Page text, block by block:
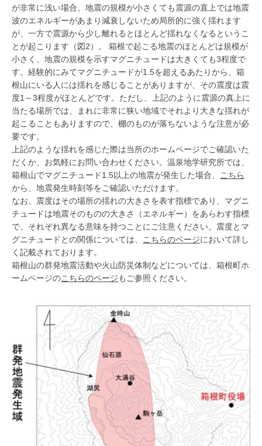
が非常に浅い場合、地震の規模が小さくても震源の直上では地震
波のエネルギーがあまり減衰しないため局所的に強く揺れます
が、一方で震源から少し離れるとほとんど揺れなくなるというこ
とが起こります（図2）。 箱根で起こる地震のほとんどは規模が
小さく、地震の規模を示すマグニチュードは大きくても3程度で
す。経験的にみてマグニチュードが1.5を超えるあたりから、箱
根山にいる人には揺れを感じることがありますが、その震度は震
度1～3程度がほとんどです。ただし、上記のように震源の真上に
当たる場所では、まれに非常に狭い地域でそれより大きな揺れが
起こることもありますので、棚のものが落ちないような注意が必
要です。
上記のような揺れを感じた際は当所のホームページでご確認いた
だくか、お気軽にお問い合わせください。温泉地学研究所では、
箱根山でマグニチュード1.5以上の地震が発生した場合、
こちら
から、地震発生時刻等をご確認いただけます。
なお、震度はその場所の揺れの大きさを表す指標であり、マグニ
チュードは地震そのものの大きさ（エネルギー）をあらわす指標
で、それぞれ異なる意味を持つことにご注意ください。震度とマ
グニチュードとの関係については、
こちらのページにおいて詳し
く記載されております。
箱根山の群発地震活動や火山防災体制などについては、箱根町ホ
ームページのこちらのページもご参照ください。